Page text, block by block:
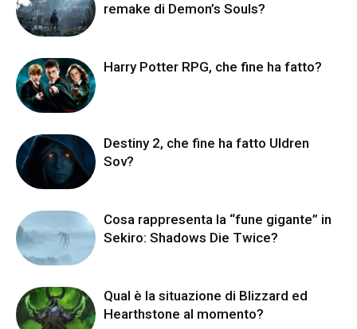
remake di Demon’s Souls?
Harry Potter RPG, che fine ha fatto?
Destiny 2, che fine ha fatto Uldren
Sov?
Cosa rappresenta la “fune gigante” in
Sekiro: Shadows Die Twice?
Qual è la situazione di Blizzard ed
Hearthstone al momento?